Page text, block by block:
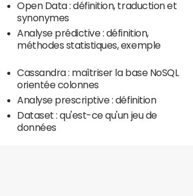
Open Data : définition, traduction et
synonymes
Analyse prédictive : définition,
méthodes statistiques, exemple
Cassandra : maîtriser la base NoSQL
orientée colonnes
Analyse prescriptive : définition
Dataset : qu'est-ce qu'un jeu de
données